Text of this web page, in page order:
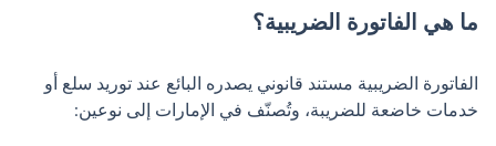
ما هي الفاتورة الضريبية؟
الفاتورة الضريبية مستند قانوني يصدره البائع عند توريد سلع أو
خدمات خاضعة للضريبة، وتُصنّف في الإمارات إلى نوعين: